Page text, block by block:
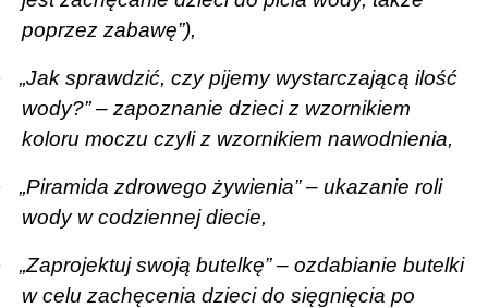
poprzez zabawę”),
„Jak sprawdzić, czy pijemy wystarczającą ilość
wody?” – zapoznanie dzieci z wzornikiem
koloru moczu czyli z wzornikiem nawodnienia,
„Piramida zdrowego żywienia” – ukazanie roli
wody w codziennej diecie,
„Zaprojektuj swoją butelkę” – ozdabianie butelki
w celu zachęcenia dzieci do sięgnięcia po